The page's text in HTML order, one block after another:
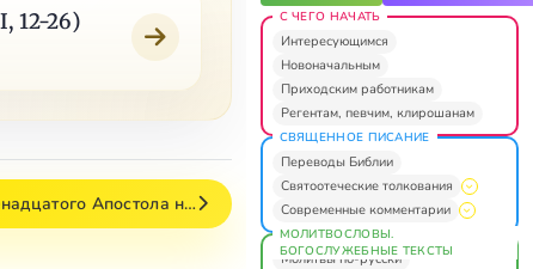
12-26)
Апостола н…
С ЧЕГО НАЧАТЬ
Интересующимся
Новоначальным
Приходским работникам
Регентам, певчим, клирошанам
СВЯЩЕННОЕ ПИСАНИЕ
Переводы Библии
Святоотеческие толкования
Современные комментарии
МОЛИТВОСЛОВЫ.
БОГОСЛУЖЕБНЫЕ ТЕКСТЫ
Молитвы по-русски